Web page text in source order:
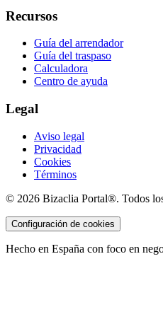
Recursos
Guía del arrendador
Guía del traspaso
Calculadora
Centro de ayuda
Legal
Aviso legal
Privacidad
Cookies
Términos
© 2026 Bizaclia Portal®. Todos
Configuración de cookies
Hecho en España con foco en